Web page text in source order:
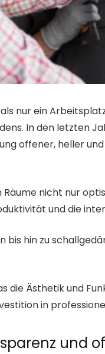
nur ein
In den letzten
offener, heller
Räume nicht nur
und die
hin zu
die Ästhetik und
in
und